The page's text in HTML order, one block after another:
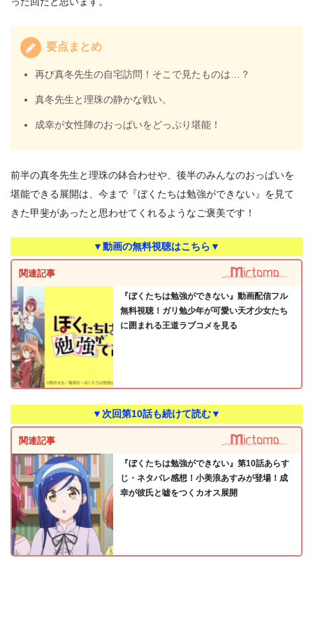
要点まとめ
再び真冬先生の自宅訪問！そこで見たものは…？
真冬先生と理珠の静かな戦い。
成幸が女性陣のおっぱいをどっぷり堪能！
前半の真冬先生と理珠の鉢合わせや、後半のみんなのおっぱいを
堪能できる展開は、今まで『ぼくたちは勉強ができない』を見て
きた甲斐があったと思わせてくれるようなご褒美です！
▼動画の無料視聴はこちら▼
関連記事
『ぼくたちは勉強ができない』動画配信フル
無料視聴！ガリ勉少年が可愛い天才少女たち
に囲まれる王道ラブコメを見る
▼次回第10話も続けて読む▼
関連記事
『ぼくたちは勉強ができない』第10話あらす
じ・ネタバレ感想！小美浪あすみが登場！成
幸が彼氏と嘘をつくカオス展開